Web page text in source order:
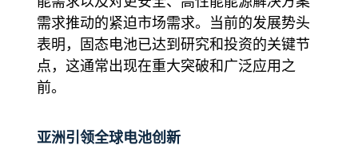
需求推动的紧迫市场需求。当前的发展势头
表明，固态电池已达到研究和投资的关键节
点，这通常出现在重大突破和广泛应用之
前。
亚洲引领全球电池创新